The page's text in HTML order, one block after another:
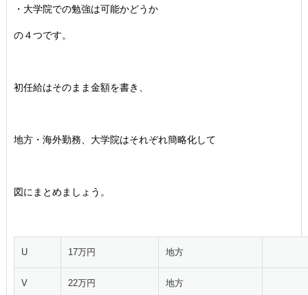
・大学院での勉強は可能かどうか
の４つです。
初任給はそのまま金額を書き、
地方・海外勤務、大学院はそれぞれ簡略化して
図にまとめましょう。
U 17万円 地方
V 22万円 地方